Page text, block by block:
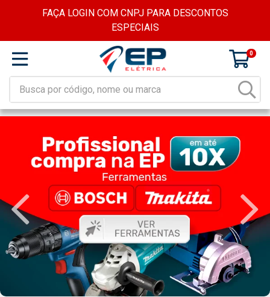
FAÇA LOGIN COM CNPJ PARA DESCONTOS
ESPECIAIS
0